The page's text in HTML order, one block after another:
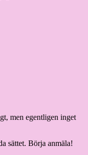
men egentligen inget
sättet. Börja anmäla!